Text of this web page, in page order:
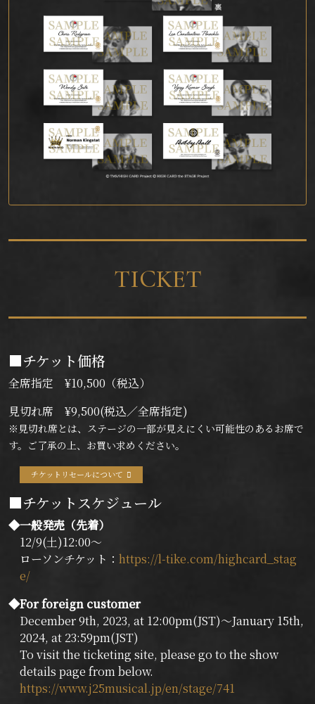
TICKET
■チケット価格
全席指定 ¥10,500（税込）
見切れ席 ¥9,500(税込／全席指定)
※見切れ席とは、ステージの一部が見えにくい可能性のあるお席で
す。ご了承の上、お買い求めください。
チケットリセールについて
■チケットスケジュール
◆一般発売（先着）
12/9(土)12:00～
ローソンチケット： https://l-tike.com/highcard_stag
e/
◆For foreign customer
December 9th, 2023, at 12:00pm(JST)～January 15th,
2024, at 23:59pm(JST)
To visit the ticketing site, please go to the show
details page from below.
https://www.j25musical.jp/en/stage/741